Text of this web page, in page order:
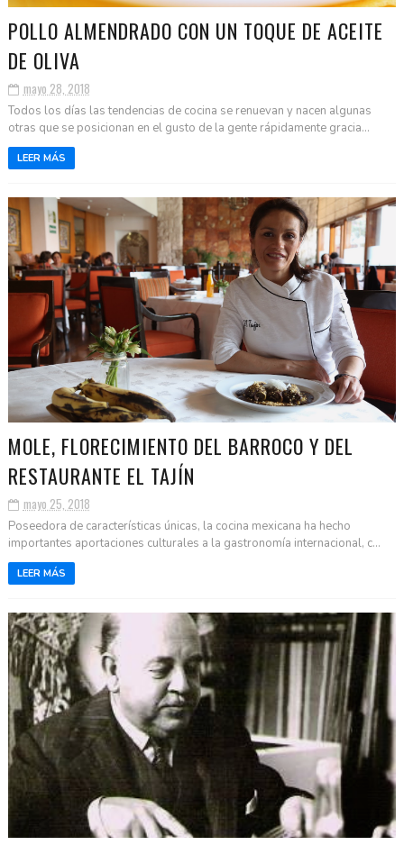
POLLO ALMENDRADO CON UN TOQUE DE ACEITE
DE OLIVA
mayo 28, 2018
Todos los días las tendencias de cocina se renuevan y nacen algunas
otras que se posicionan en el gusto de la gente rápidamente gracia...
LEER MÁS
MOLE, FLORECIMIENTO DEL BARROCO Y DEL
RESTAURANTE EL TAJÍN
mayo 25, 2018
Poseedora de características únicas, la cocina mexicana ha hecho
importantes aportaciones culturales a la gastronomía internacional, c...
LEER MÁS